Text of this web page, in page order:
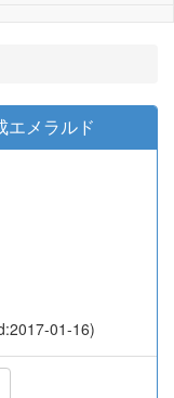
エメラルド
01-16)